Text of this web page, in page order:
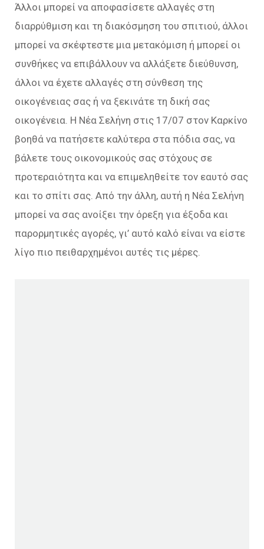
Άλλοι μπορεί να αποφασίσετε αλλαγές στη
διαρρύθμιση και τη διακόσμηση του σπιτιού, άλλοι
μπορεί να σκέφτεστε μια μετακόμιση ή μπορεί οι
συνθήκες να επιβάλλουν να αλλάξετε διεύθυνση,
άλλοι να έχετε αλλαγές στη σύνθεση της
οικογένειας σας ή να ξεκινάτε τη δική σας
οικογένεια. Η Νέα Σελήνη στις 17/07 στον Καρκίνο
βοηθά να πατήσετε καλύτερα στα πόδια σας, να
βάλετε τους οικονομικούς σας στόχους σε
προτεραιότητα και να επιμεληθείτε τον εαυτό σας
και το σπίτι σας. Από την άλλη, αυτή η Νέα Σελήνη
μπορεί να σας ανοίξει την όρεξη για έξοδα και
παρορμητικές αγορές, γι’ αυτό καλό είναι να είστε
λίγο πιο πειθαρχημένοι αυτές τις μέρες.